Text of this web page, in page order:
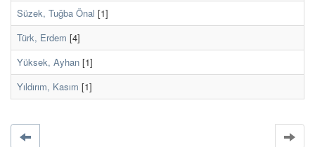
Süzek, Tuğba Önal [1]
Türk, Erdem [4]
Yüksek, Ayhan [1]
Yıldırım, Kasım [1]